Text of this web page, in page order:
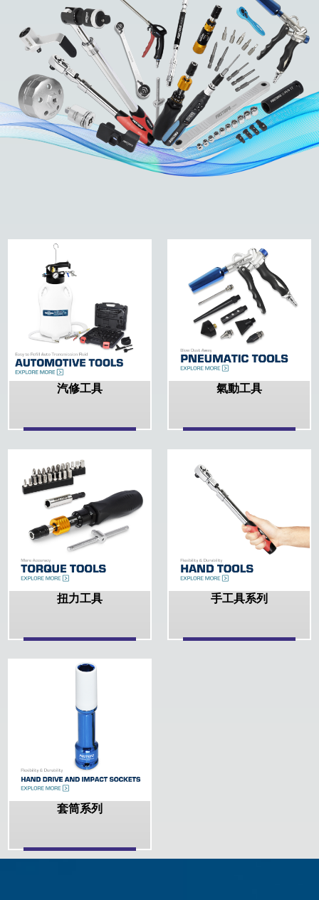
汽修工具 氣動工具
扭力工具 手工具系列
套筒系列